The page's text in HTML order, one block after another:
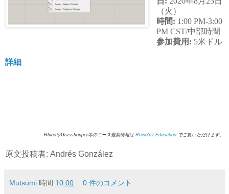
（火）
時間: 1:00 PM-3:00
PM CST/中部時間
参加費用: 5米ドル
詳細
RhinoやGrasshopper等のコース最新情報は Rhino3D.Education でご覧いただけます。
原文投稿者: Andrés González
Mutsumi 時間 10:00 0 件のコメント: